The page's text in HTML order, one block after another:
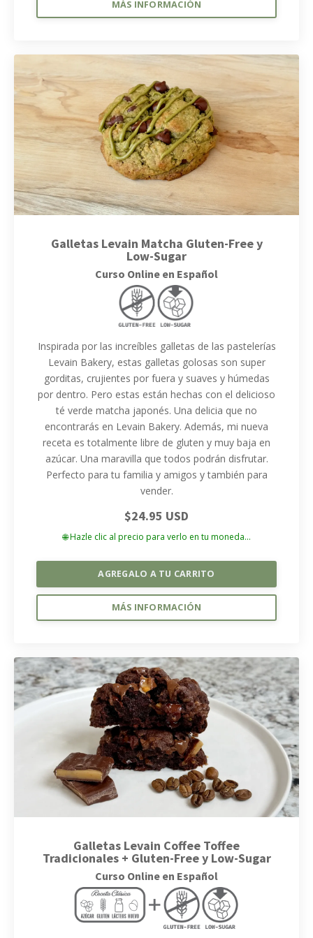
MÁS INFORMACIÓN
Galletas Levain Matcha Gluten-Free y
Low-Sugar
Curso Online en Español
Inspirada por las increíbles galletas de las pastelerías
Levain Bakery, estas galletas golosas son super
gorditas, crujientes por fuera y suaves y húmedas
por dentro. Pero estas están hechas con el delicioso
té verde matcha japonés. Una delicia que no
encontrarás en Levain Bakery. Además, mi nueva
receta es totalmente libre de gluten y muy baja en
azúcar. Una maravilla que todos podrán disfrutar.
Perfecto para tu familia y amigos y también para
vender.
$24.95 USD
🌐 Hazle clic al precio para verlo en tu moneda...
AGREGALO A TU CARRITO
MÁS INFORMACIÓN
Galletas Levain Coffee Toffee
Tradicionales + Gluten-Free y Low-Sugar
Curso Online en Español